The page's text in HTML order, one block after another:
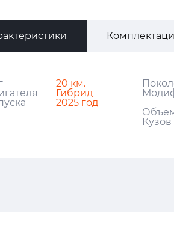
20 км.
Гибрид
2025 год
Кузов